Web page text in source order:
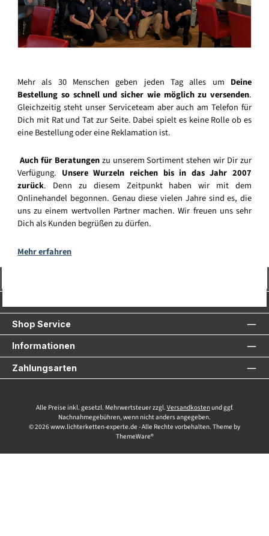
Mehr als 30 Menschen geben jeden Tag alles um Deine
Bestellung so schnell und sicher wie möglich zu versenden.
Gleichzeitig steht unser Serviceteam aber auch am Telefon für
Dich mit Rat und Tat zur Seite. Dabei spielt es keine Rolle ob es
eine Bestellung oder eine Reklamation ist.
Auch für Beratungenzu unserem Sortiment stehen wir Dir zur
Verfügung. Unsere Wurzeln reichen bis in das Jahr 2007
zurück. Denn zu diesem Zeitpunkt haben wir mit dem
Onlinehandel begonnen. Genau diese vielen Jahre sind es, die
uns zu einem wertvollen Partner machen. Wir freuen uns sehr
Dich als Kunden begrüßen zu dürfen.
Mehr erfahren
Shop Service
Informationen
Zahlungsarten
Alle Preise inkl. gesetzl. Mehrwertsteuer zzgl. Versandkostenund ggf.
Nachnahmegebühren, wenn nicht anders angegeben.
© 2026 www.lichterketten-experte.de - Alle Rechte vorbehalten. Theme by
ThemeWare®